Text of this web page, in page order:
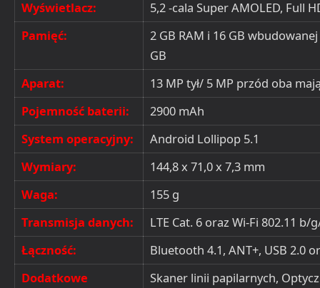
Wyświetlacz:
5,2 -cala Super AMOLED, Full
Pamięć:
2 GB RAM i 16 GB
GB
Aparat:
13 MP tył/ 5 MP przód oba
Pojemność baterii:
2900 mAh
System operacyjny:
Android Lollipop 5.1
Wymiary:
144,8 x 71,0 x 7,3 mm
Waga:
155 g
Transmisja danych:
LTE Cat. 6 oraz Wi-Fi 802.11 b/
Łączność:
Bluetooth 4.1, ANT+, USB 2.0
Dodatkowe
Skaner linii papilarnych,